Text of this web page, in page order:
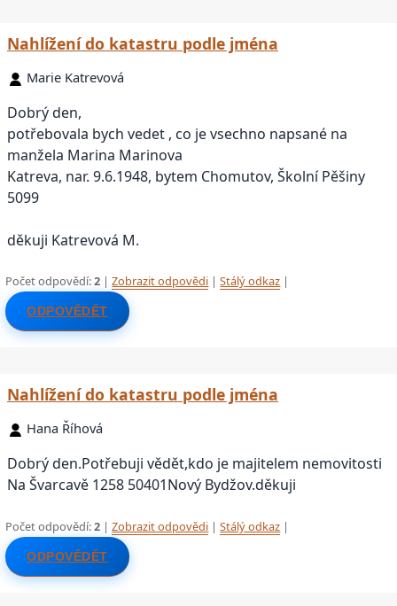
Nahlížení do katastru podle jména
Marie Katrevová
Dobrý den,
potřebovala bych vedet , co je vsechno napsané na
manžela Marina Marinova
Katreva, nar. 9.6.1948, bytem Chomutov, Školní Pěšiny
5099
děkuji Katrevová M.
Počet odpovědí:2 |Zobrazit odpovědi |Stálý odkaz |
ODPOVĚDĚT
Nahlížení do katastru podle jména
Hana Říhová
Dobrý den.Potřebuji vědět,kdo je majitelem nemovitosti
Na Švarcavě 1258 50401Nový Bydžov.děkuji
Počet odpovědí:2 |Zobrazit odpovědi |Stálý odkaz |
ODPOVĚDĚT